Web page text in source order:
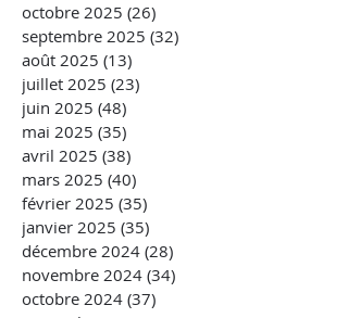
octobre 2025 (26)
septembre 2025 (32)
août 2025 (13)
juillet 2025 (23)
juin 2025 (48)
mai 2025 (35)
avril 2025 (38)
mars 2025 (40)
février 2025 (35)
janvier 2025 (35)
décembre 2024 (28)
novembre 2024 (34)
octobre 2024 (37)